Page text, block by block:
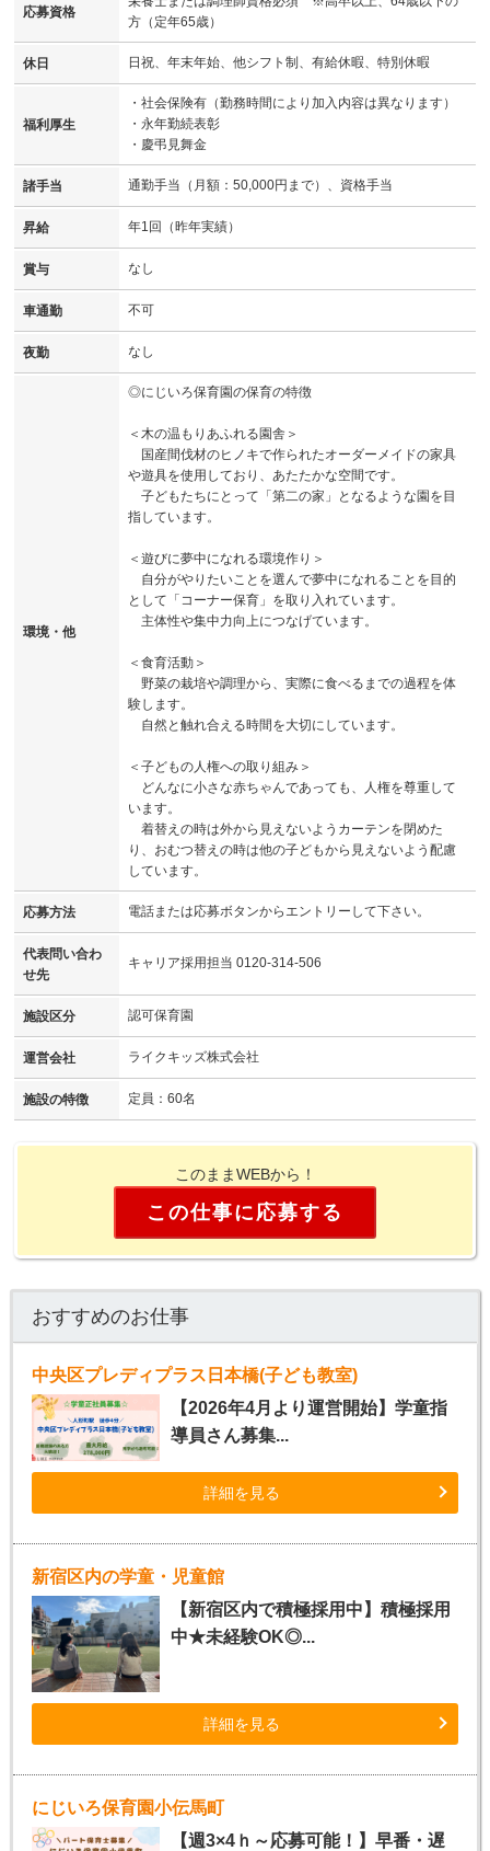
応募資格
方（定年65歳）
休日 日祝、年末年始、他シフト制、有給休暇、特別休暇
福利厚生
・社会保険有（勤務時間により加入内容は異なります）
・永年勤続表彰
・慶弔見舞金
諸手当 通勤手当（月額：50,000円まで）、資格手当
昇給 年1回（昨年実績）
賞与 なし
車通勤 不可
夜勤 なし
環境・他
◎にじいろ保育園の保育の特徴
＜木の温もりあふれる園舎＞
国産間伐材のヒノキで作られたオーダーメイドの家具
や遊具を使用しており、あたたかな空間です。
子どもたちにとって「第二の家」となるような園を目
指しています。
＜遊びに夢中になれる環境作り＞
自分がやりたいことを選んで夢中になれることを目的
として「コーナー保育」を取り入れています。
主体性や集中力向上につなげています。
＜食育活動＞
野菜の栽培や調理から、実際に食べるまでの過程を体
験します。
自然と触れ合える時間を大切にしています。
＜子どもの人権への取り組み＞
どんなに小さな赤ちゃんであっても、人権を尊重して
います。
着替えの時は外から見えないようカーテンを閉めた
り、おむつ替えの時は他の子どもから見えないよう配慮
しています。
応募方法 電話または応募ボタンからエントリーして下さい。
代表問い合わ
せ先
キャリア採用担当 0120-314-506
施設区分 認可保育園
運営会社 ライクキッズ株式会社
施設の特徴 定員：60名
このままWEBから！
この仕事に応募する
おすすめのお仕事
中央区プレディプラス日本橋(子ども教室)
【2026年4月より運営開始】学童指
導員さん募集...
詳細を見る
新宿区内の学童・児童館
【新宿区内で積極採用中】積極採用
中★未経験OK◎...
詳細を見る
にじいろ保育園小伝馬町
【週3×4ｈ～応募可能！】早番・遅